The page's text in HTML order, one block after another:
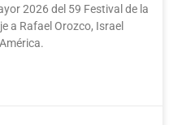
2026 del 59 Festival de la
a Rafael Orozco, Israel